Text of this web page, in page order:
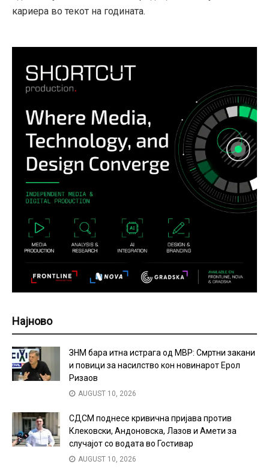
кариера во текот на годината.
Најново
ЗНМ бара итна истрага од МВР: Смртни закани
и повици за насилство кон новинарот Ерол
Ризаов
AUGUST 10, 2026
СДСМ поднесе кривична пријава против
Клековски, Андоновска, Лазов и Амети за
случајот со водата во Гостивар
AUGUST 10, 2026